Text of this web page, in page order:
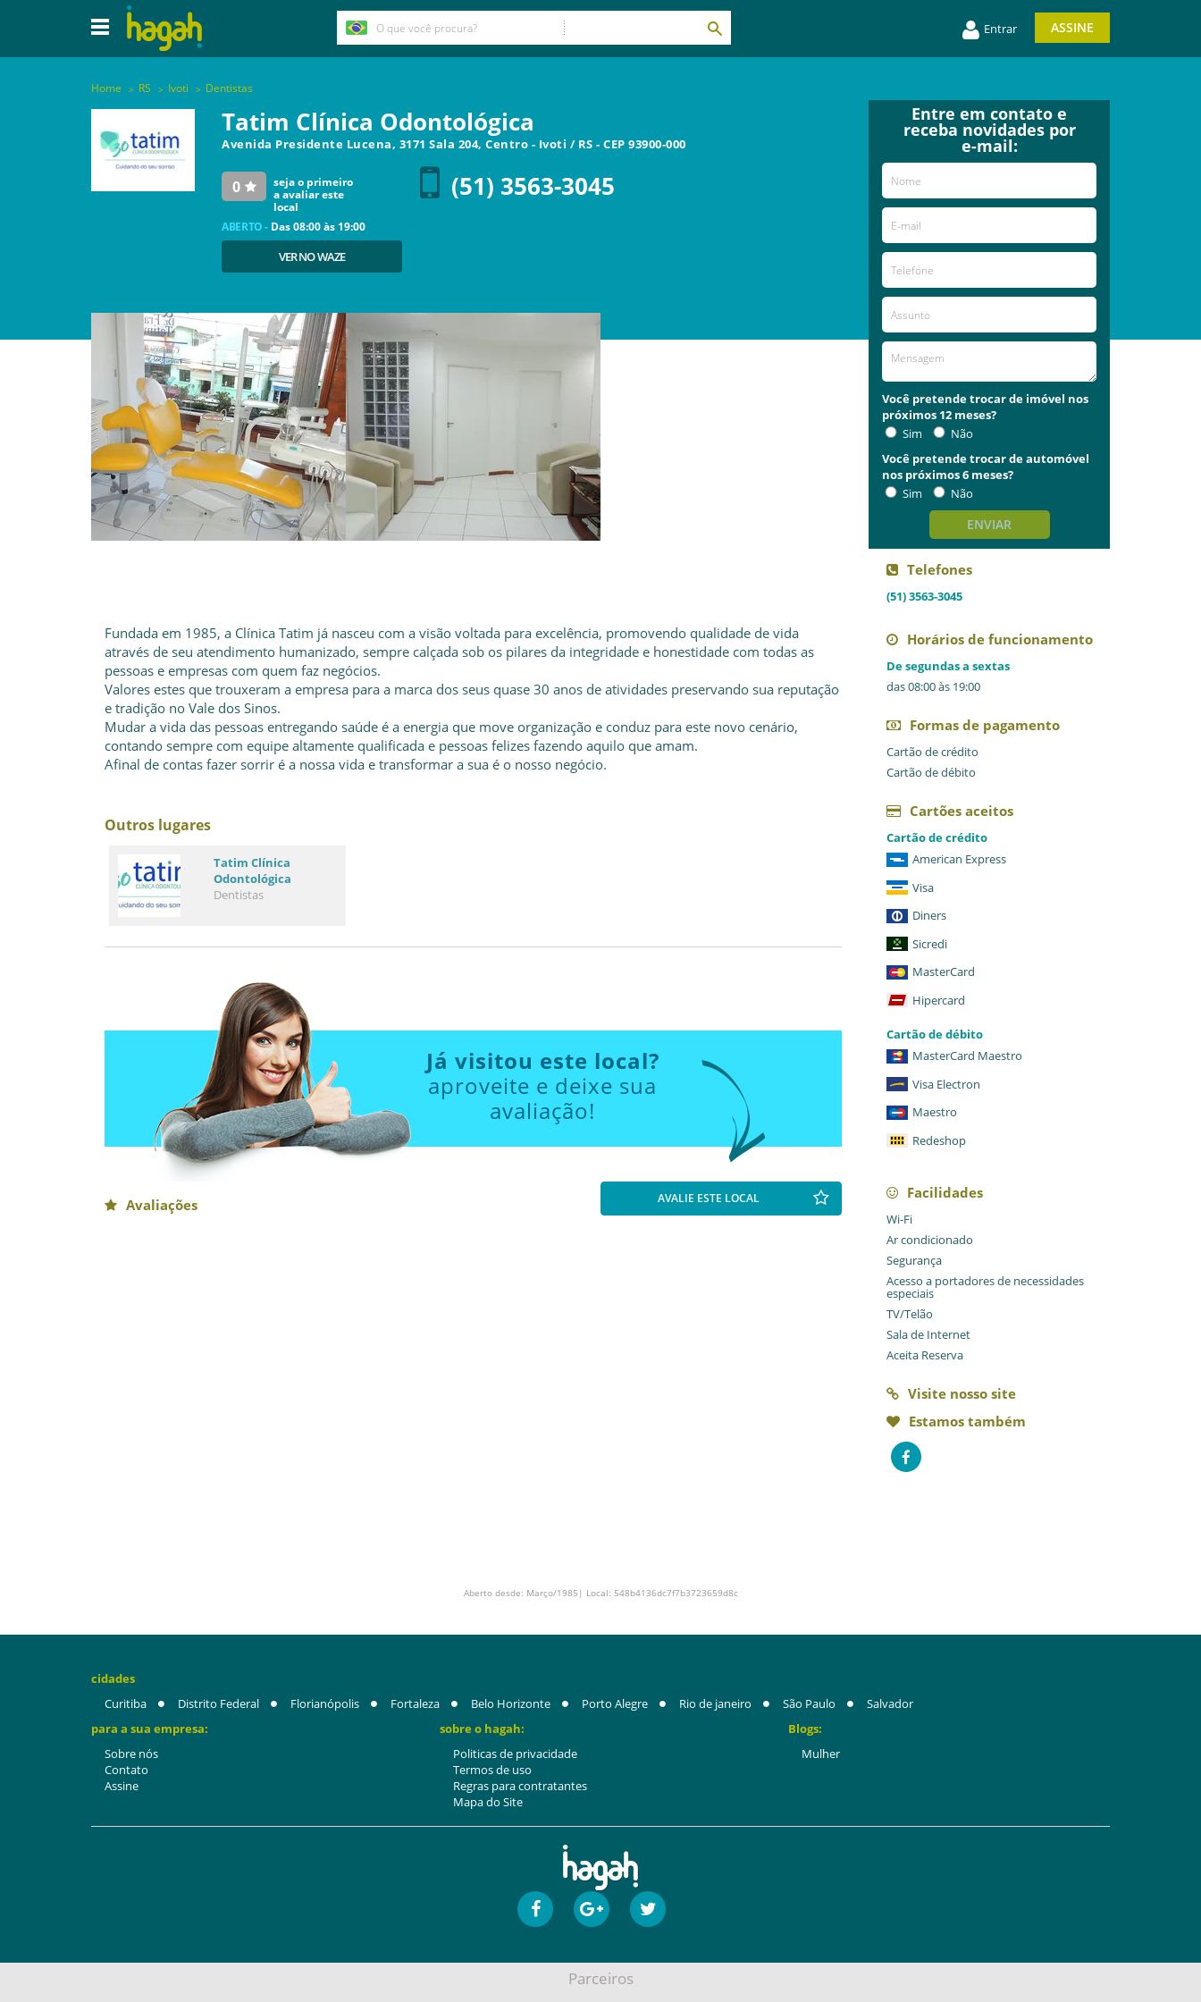
Entrar ASSINE
Home RS Ivoti Dentistas
Tatim Clínica Odontológica
Avenida Presidente Lucena, 3171 Sala 204, Centro - Ivoti / RS - CEP93900-000
0
seja o primeiro
a avaliar este
local
(51) 3563-3045
ABERTO - Das08:00às 19:00
VER NO WAZE
Fundada em 1985, a Clínica Tatim já nasceu com a visão voltada para excelência, promovendo qualidade de vida
através de seu atendimento humanizado, sempre calçada sob os pilares da integridade e honestidade com todas as
pessoas e empresas com quem faz negócios.
Valores estes que trouxeram a empresa para a marca dos seus quase 30 anos de atividades preservando sua reputação
e tradição no Vale dos Sinos.
Mudar a vida das pessoas entregando saúde é a energia que move organização e conduz para este novo cenário,
contando sempre com equipe altamente qualificada e pessoas felizes fazendo aquilo que amam.
Afinal de contas fazer sorrir é a nossa vida e transformar a sua é o nosso negócio.
Outros lugares
Tatim Clínica
Odontológica
Dentistas
Já visitou este local?
aproveite e deixe sua
avaliação!
Avaliações AVALIE ESTE LOCAL
Entre em contato e
receba novidades por
e-mail:
Você pretende trocar de imóvel nos
próximos 12 meses?
Sim
Não
Você pretende trocar de automóvel
nos próximos 6 meses?
Sim
Não
ENVIAR
Telefones
(51) 3563-3045
Horários de funcionamento
De segundas a sextas
das 08:00 às 19:00
Formas de pagamento
Cartão de crédito
Cartão de débito
Cartões aceitos
Cartão de crédito
American Express
Visa
Diners
Sicredi
MasterCard
Hipercard
Cartão de débito
MasterCard Maestro
Visa Electron
Maestro
Redeshop
Facilidades
Wi-Fi
Ar condicionado
Segurança
Acesso a portadores de necessidades
especiais
TV/Telão
Sala de Internet
Aceita Reserva
Visite nosso site
Estamos também
Aberto desde: Março/1985| Local: 548b4136dc7f7b3723659d8c
cidades
Curitiba
Distrito Federal Florianópolis Fortaleza Belo Horizonte Porto Alegre Rio de janeiro São Paulo
Salvador
para a sua empresa:
Sobre nós
Contato
Assine
sobre o hagah:
Politicas de privacidade
Termos de uso
Regras para contratantes
Mapa do Site
Blogs:
Mulher
Parceiros